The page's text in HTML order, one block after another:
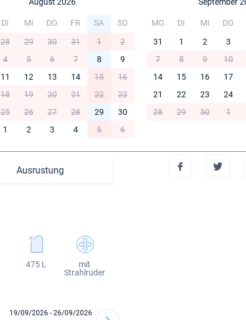
Ausrustung
475 L
mit
Strahlruder
19/09/2026 - 26/09/2026 03/10/2026 - 10/10/2026
DI MI DO FR SA
SO
28 29 30 31 1
2
4 5 6 7 8
9
11 12 13 14 15
16
18 19 20 21 22
23
25 26 27 28 29
30
1 2 3 4 5 6
MO DI MI DO
31
1 2 3
7
8 9 10
14
15 16 17
21
22 23 24
28
29 30 1
BUCHEN SIE